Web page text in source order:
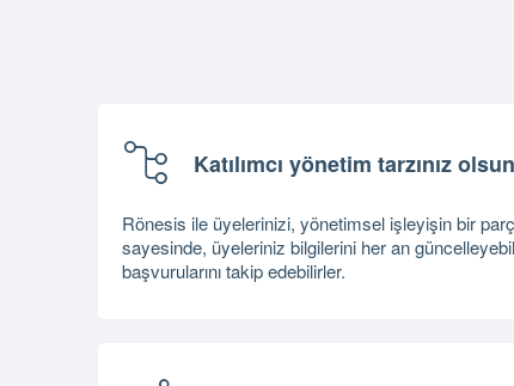
Katılımcı yönetim tarzınız olsun
Rönesis ile üyelerinizi, yönetimsel işleyişin bir
sayesinde, üyeleriniz bilgilerini her an
başvurularını takip edebilirler.